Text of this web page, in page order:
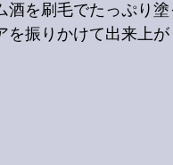
酒を刷毛でたっぷり
を振りかけて出来上